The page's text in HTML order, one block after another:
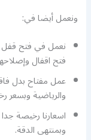
ونعمل أيضا في:
نعمل في فتح قفل
فتح اقفال
عمل مفتاح بدل
والرياضية وبسعر
اسعارنا رخيصة
وبمنتهى الدقة.